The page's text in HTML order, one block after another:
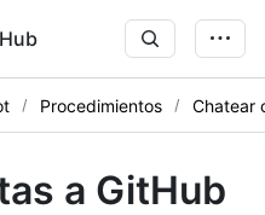
Procedimientos Chatear
a GitHub